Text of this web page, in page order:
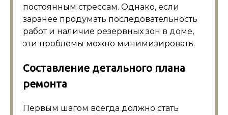
постоянным стрессам. Однако, если
заранее продумать последовательность
работ и наличие резервных зон в доме,
эти проблемы можно минимизировать.
Составление детального плана
ремонта
Первым шагом всегда должно стать